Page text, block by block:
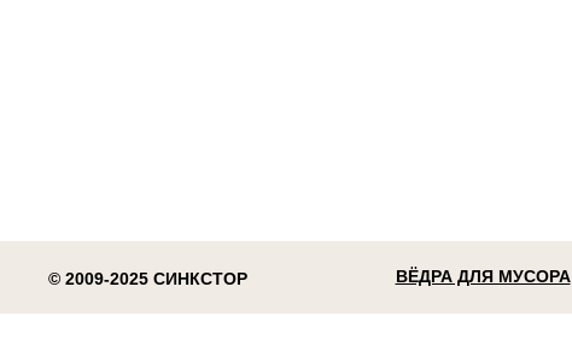
© 2009-2025 СИНКСТОР ВЁДРА ДЛЯ МУСОРА